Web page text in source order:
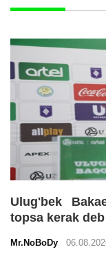
Ulug'bek
topsa kerak
Mr.NoBoDy